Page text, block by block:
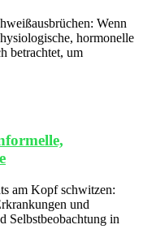
Wenn
hormonelle
betrachtet, um
am Kopf schwitzen:
und
Selbstbeobachtung in